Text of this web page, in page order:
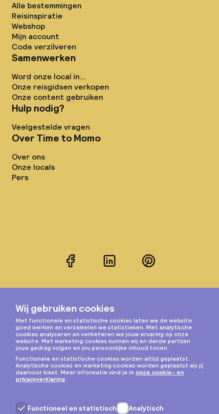
Alle bestemmingen
Reisinspiratie
Webshop
Mijn account
Code verzilveren
Samenwerken
Word onze local in...
Onze reisgidsen verkopen
Onze content gebruiken
Hulp nodig?
Veelgestelde vragen
Over Time to Momo
Over ons
Onze locals
Pers
FacebookLinkedInPinterest
Instagram
Privacy & cookies
Algemene voorwaarden